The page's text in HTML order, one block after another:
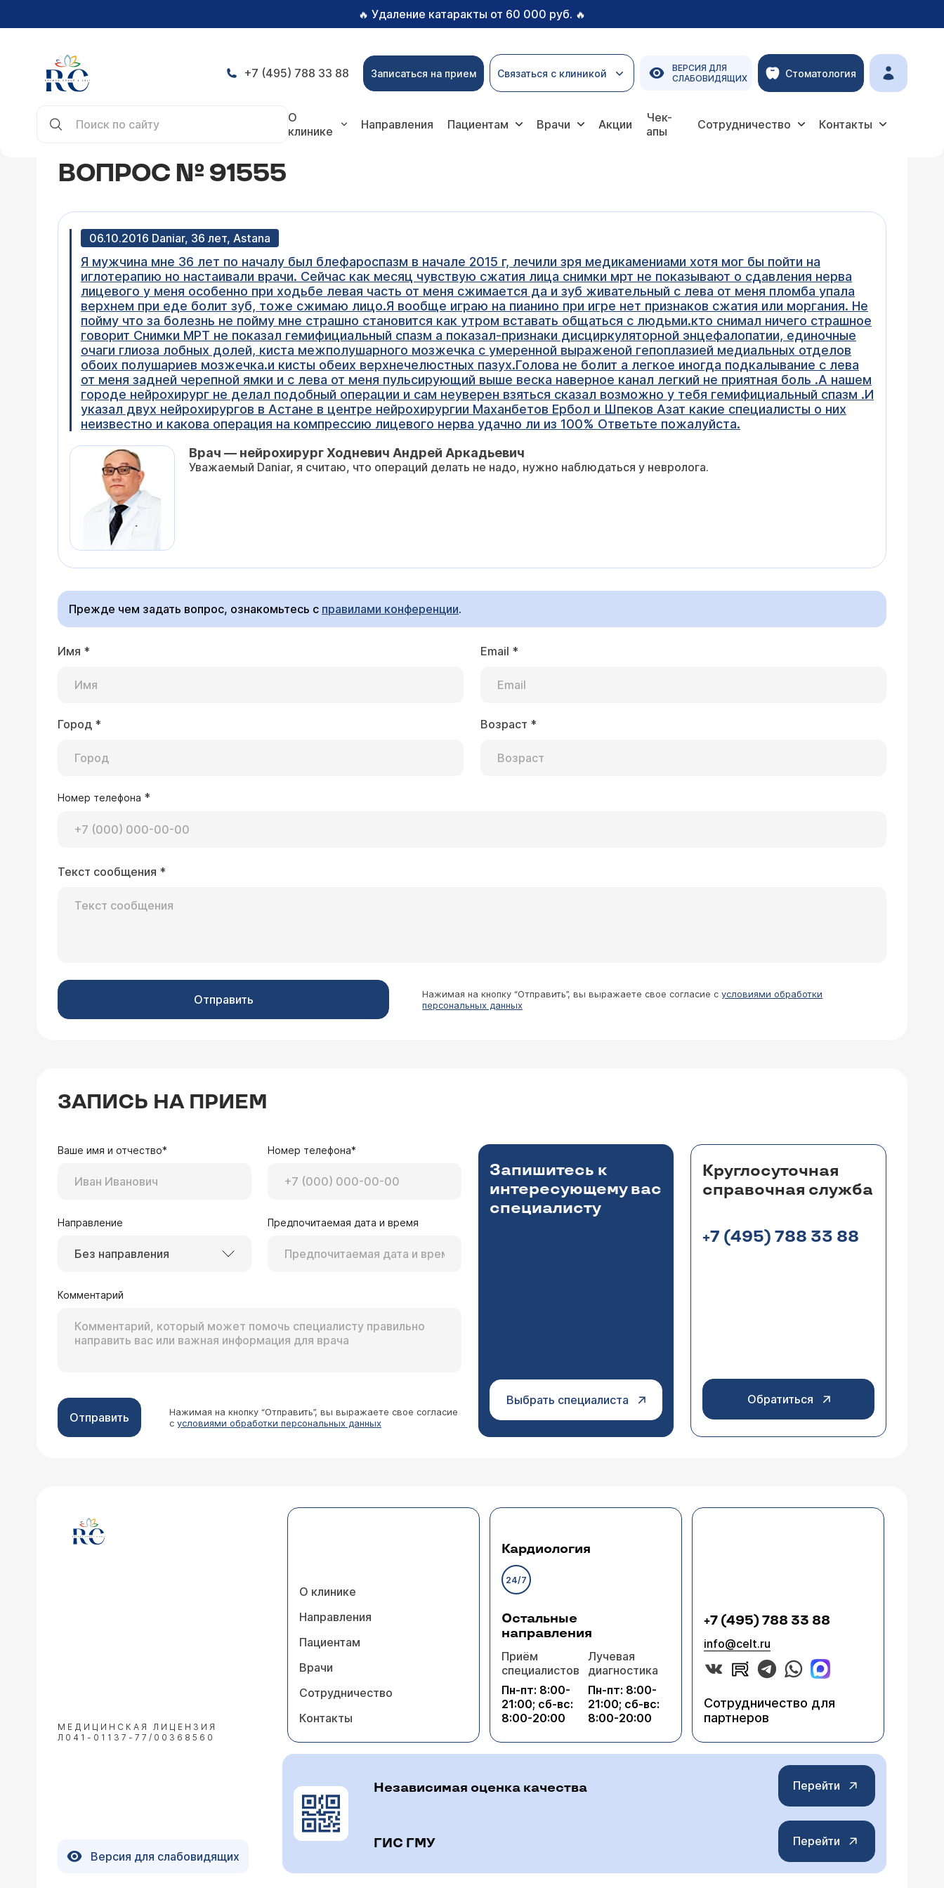
🔥 Удаление катаракты от 60 000 руб. 🔥
+7 (495) 788 33 88 Записаться на прием Связаться с клиникой
ВЕРСИЯ ДЛЯ
СЛАБОВИДЯЩИХ
Стоматология
О
клинике
Направления Пациентам Врачи Акции
Чек-
апы
Сотрудничество Контакты
ВОПРОС № 91555
06.10.2016 Daniar, 36 лет, Astana
Я мужчина мне 36 лет по началу был блефароспазм в начале 2015 г, лечили зря медикамениами хотя мог бы пойти на
иглотерапию но настаивали врачи. Сейчас как месяц чувствую сжатия лица снимки мрт не показывают о сдавления нерва
лицевого у меня особенно при ходьбе левая часть от меня сжимается да и зуб живательный с лева от меня пломба упала
верхнем при еде болит зуб, тоже сжимаю лицо.Я вообще играю на пианино при игре нет признаков сжатия или моргания. Не
пойму что за болезнь не пойму мне страшно становится как утром вставать общаться с людьми.кто снимал ничего страшное
говорит Снимки МРТ не показал гемифициальный спазм а показал-признаки дисциркуляторной энцефалопатии, единочные
очаги глиоза лобных долей, киста межполушарного мозжечка с умеренной выраженой гепоплазией медиальных отделов
обоих полушариев мозжечка.и кисты обеих верхнечелюстных пазух.Голова не болит а легкое иногда подкалывание с лева
от меня задней черепной ямки и с лева от меня пульсирующий выше веска наверное канал легкий не приятная боль .А нашем
городе нейрохирург не делал подобный операции и сам неуверен взяться сказал возможно у тебя гемифициальный спазм .И
указал двух нейрохирургов в Астане в центре нейрохирургии Маханбетов Ербол и Шпеков Азат какие специалисты о них
неизвестно и какова операция на компрессию лицевого нерва удачно ли из 100% Ответьте пожалуйста.
Врач — нейрохирург Ходневич Андрей Аркадьевич
Уважаемый Daniar, я считаю, что операций делать не надо, нужно наблюдаться у невролога.
Прежде чем задать вопрос, ознакомьтесь с правилами конференции.
Имя * Email *
Город * Возраст *
Номер телефона *
Текст сообщения *
Отправить Нажимая на кнопку “Отправить”, вы выражаете свое согласие сусловиями обработки
персональных данных
ЗАПИСЬ НА ПРИЕМ
Ваше имя и отчество* Номер телефона*
Направление
Без направления
Предпочитаемая дата и время
Комментарий
Отправить
Нажимая на кнопку “Отправить”, вы выражаете свое согласие
с условиями обработки персональных данных
Запишитесь к
интересующему вас
специалисту
Выбрать специалиста
Круглосуточная
справочная служба
+7 (495) 788 33 88
Обратиться
МЕДИЦИНСКАЯ ЛИЦЕНЗИЯ
Л041-01137-77/00368560
О клинике
Направления
Пациентам
Врачи
Сотрудничество
Контакты
Кардиология
24/7
Остальные
направления
Приём
специалистов
Пн-пт: 8:00-
21:00; сб-вс:
8:00-20:00
Лучевая
диагностика
Пн-пт: 8:00-
21:00; сб-вс:
8:00-20:00
+7 (495) 788 33 88
info@celt.ru
Сотрудничество для
партнеров
Версия для слабовидящих
Независимая оценка качества Перейти
ГИС ГМУ Перейти